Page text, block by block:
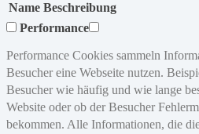
Name Beschreibung
Performance
Performance Cookies sammeln
Besucher eine Webseite nutzen.
Besucher wie häufig und wie lange
Website oder ob der Besucher
bekommen. Alle Informationen, die